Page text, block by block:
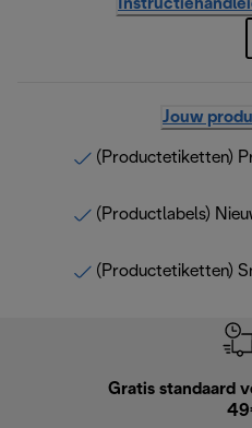
Jouw
(Productetiketten)
(Productlabels)
(Productetiketten)
Gratis standaard